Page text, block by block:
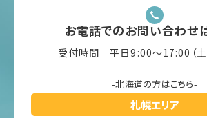
お電話でのお問い合わせ
受付時間 平日9:00〜17:00（土
-北海道の方はこちら-
札幌エリア